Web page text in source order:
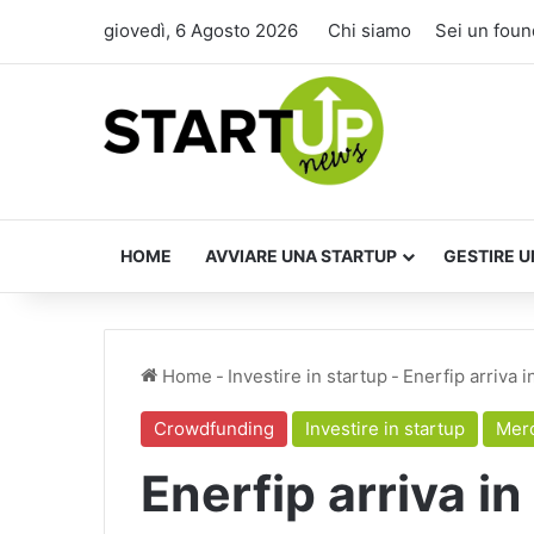
giovedì, 6 Agosto 2026 Chi siamo Sei un
HOME AVVIARE UNA STARTUP GESTIRE
Home - Investire in startup - Enerfip arriva
Crowdfunding Investire in startup
Enerfip arriva